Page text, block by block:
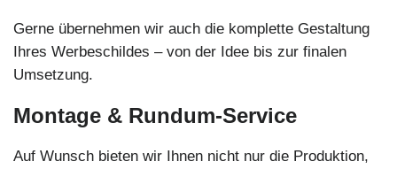
Gerne übernehmen wir auch die komplette Gestaltung
Ihres Werbeschildes – von der Idee bis zur finalen
Umsetzung.
Montage & Rundum-Service
Auf Wunsch bieten wir Ihnen nicht nur die Produktion,